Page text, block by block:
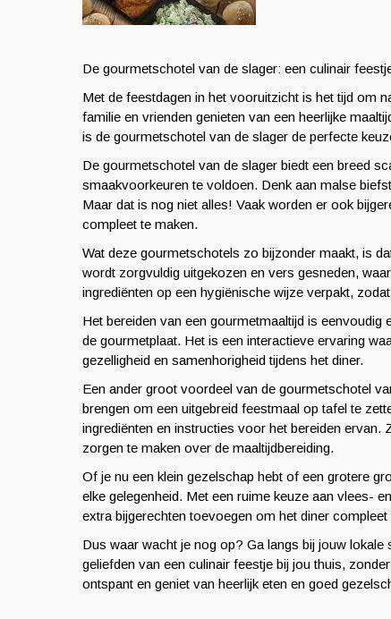
De gourmetschotel van de slager: een culinair
Met de feestdagen in het vooruitzicht is het tijd om
familie en vrienden genieten van een heerlijke
is de gourmetschotel van de slager de perfecte
De gourmetschotel van de slager biedt een breed
smaakvoorkeuren te voldoen. Denk aan malse
Maar dat is nog niet alles! Vaak worden er ook
compleet te maken.
Wat deze gourmetschotels zo bijzonder maakt, is
wordt zorgvuldig uitgekozen en vers gesneden,
ingrediënten op een hygiënische wijze verpakt,
Het bereiden van een gourmetmaaltijd is
de gourmetplaat. Het is een interactieve ervaring
gezelligheid en samenhorigheid tijdens het diner.
Een ander groot voordeel van de gourmetschotel
brengen om een uitgebreid feestmaal op tafel te
ingrediënten en instructies voor het bereiden ervan.
zorgen te maken over de maaltijdbereiding.
Of je nu een klein gezelschap hebt of een grotere
elke gelegenheid. Met een ruime keuze aan vlees-
extra bijgerechten toevoegen om het diner compleet
Dus waar wacht je nog op? Ga langs bij jouw
geliefden van een culinair feestje bij jou thuis,
ontspant en geniet van heerlijk eten en goed